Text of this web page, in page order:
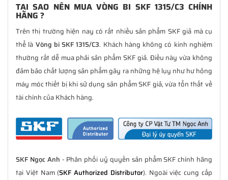
TẠI SAO NÊN MUA VÒNG BI SKF 1315/C3 CHÍNH
HÃNG ?
Trên thị trường hiện nay có rất nhiều sản phẩm SKF giả mà cụ
thể là Vòng bi SKF 1315/C3. Khách hàng không có kinh nghiệm
thường rất dễ mua phải sản phẩm SKF giả. Điều này vừa không
đảm bảo chất lượng sản phẩm gây ra những hệ lụy như hư hỏng
máy móc thiết bị khi sử dụng sản phẩm SKF giả, vừa tổn thất về
tài chính của Khách hàng.
SKF Ngọc Anh - Phân phối uỷ quyền sản phẩm SKF chính hãng
tại Việt Nam (SKF Authorized Distributor). Ngoài việc cung cấp